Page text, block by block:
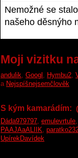
Nemožné se
našeho děsnýho
Moji vizitku
andulik Googl Hymbu2
a Nejspíšnejsemčlověk
S kým kamarádím:
Dáda979797, emulevrtule
PAAJAaALIIK,
UpírekDavídek